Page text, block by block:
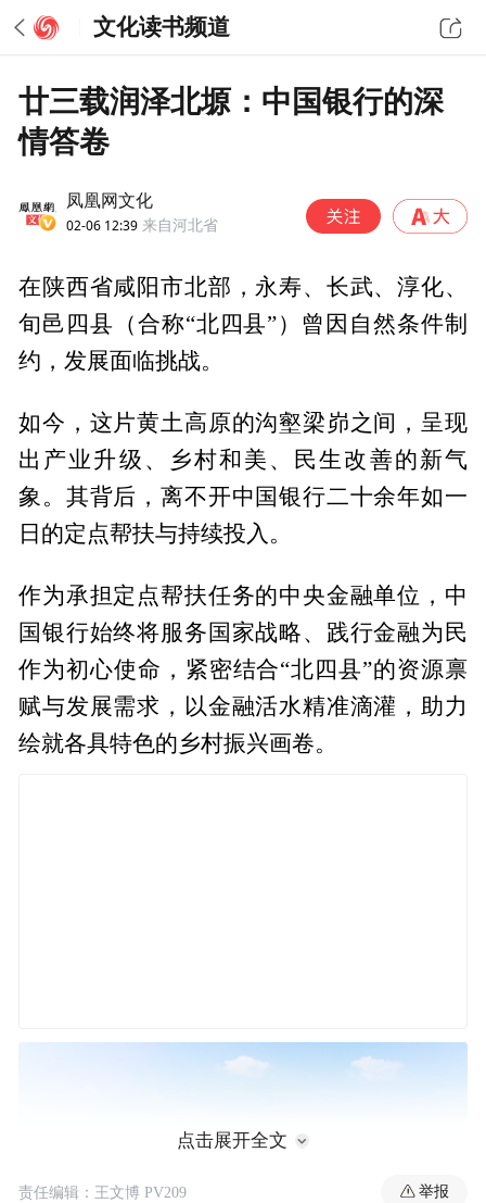
文化读书频道
廿三载润泽北塬：中国银行的深
情答卷
凤凰网文化
02-06 12:39 来自河北省
在陕西省咸阳市北部，永寿、长武、淳化、
旬邑四县（合称“北四县”）曾因自然条件制
约，发展面临挑战。
如今，这片黄土高原的沟壑梁峁之间，呈现
出产业升级、乡村和美、民生改善的新气
象。其背后，离不开中国银行二十余年如一
日的定点帮扶与持续投入。
作为承担定点帮扶任务的中央金融单位，中
国银行始终将服务国家战略、践行金融为民
作为初心使命，紧密结合“北四县”的资源禀
赋与发展需求，以金融活水精准滴灌，助力
绘就各具特色的乡村振兴画卷。
点击展开全文
责任编辑：王文博 PV209 举报